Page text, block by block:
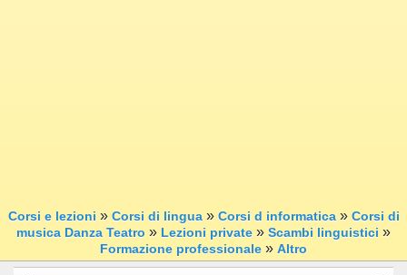
Corsi e lezioni » Corsi di lingua» Corsi d informatica» Corsi di
musica Danza Teatro » Lezioni private » Scambi linguistici »
Formazione professionale » Altro